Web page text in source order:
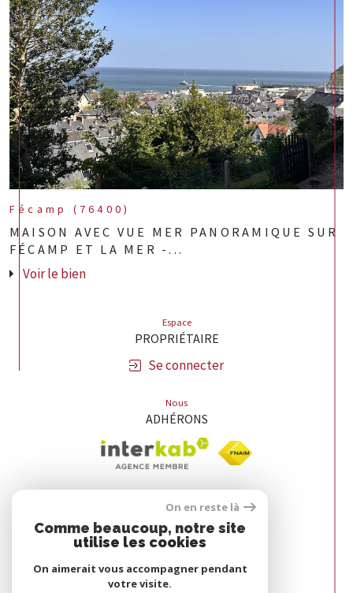
Fécamp (76400)
MAISON AVEC VUE MER PANORAMIQUE SUR
FÉCAMP ET LA MER -...
Voir le bien
Espace
PROPRIÉTAIRE
Se connecter
Nous
ADHÉRONS
On en reste là
Comme beaucoup, notre site
utilise les cookies
On aimerait vous accompagner pendant
votre visite.